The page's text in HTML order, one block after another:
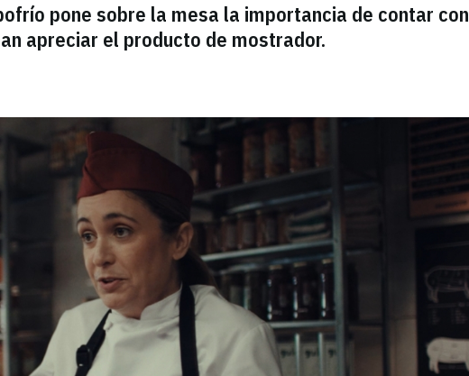
pone sobre la mesa la importancia de contar con
apreciar el producto de mostrador.